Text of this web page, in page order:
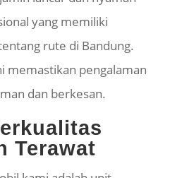
yang memiliki
rute di Bandung.
memastikan pengalaman
dan berkesan.
Terawat